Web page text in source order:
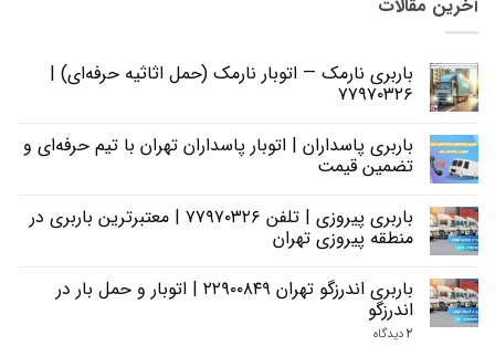
آخرین مقالات
باربری نارمک — اتوبار نارمک (حمل اثاثیه حرفه‌ای) |
۷۷۹۷۰۳۲۶
باربری پاسداران | اتوبار پاسداران تهران با تیم حرفه‌ای و
تضمین قیمت
باربری پیروزی | تلفن ۷۷۹۷۰۳۲۶ | معتبرترین باربری در
منطقه پیروزی تهران
باربری اندرزگو تهران ۲۲۹۰۰۸۴۹ | اتوبار و حمل بار در
اندرزگو
۲دیدگاه